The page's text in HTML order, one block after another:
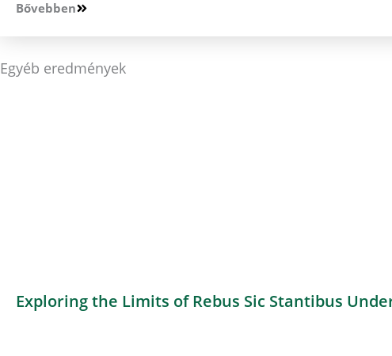
Bővebben
Egyéb eredmények
Exploring the Limits of Rebus Sic Stantibus